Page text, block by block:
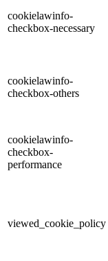
cookielawinfo-
checkbox-necessary
cookielawinfo-
checkbox-others
cookielawinfo-
checkbox-
performance
viewed_cookie_policy